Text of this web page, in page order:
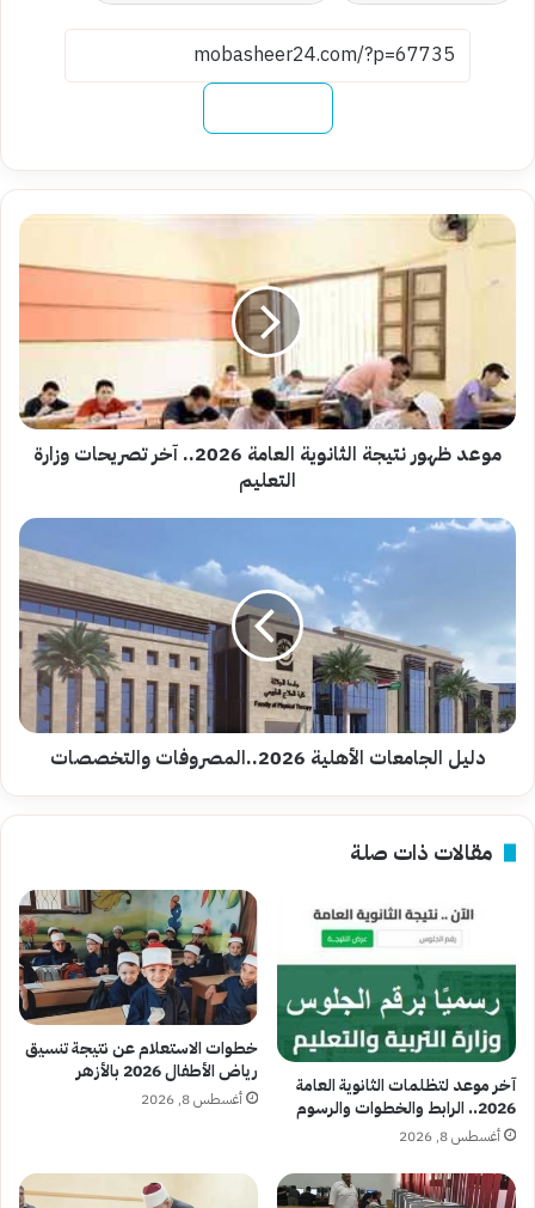
موعد
ظهور
نتيجة
آخر
تصريحات
وزارة
التعليم
موعد ظهور نتيجة الثانوية العامة 2026.. آخر تصريحات وزارة
التعليم
دليل
2026..المصروفات
والتخصصات
دليل الجامعات الأهلية 2026..المصروفات والتخصصات
مقالات ذات صلة
آخر موعد لتظلمات الثانوية العامة
2026.. الرابط والخطوات والرسوم
أغسطس 8, 2026
خطوات الاستعلام عن نتيجة تنسيق
رياض الأطفال 2026 بالأزهر
أغسطس 8, 2026